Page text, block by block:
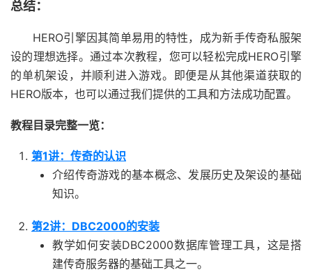
总结：
HERO引擎因其简单易用的特性，成为新手传奇私服架
设的理想选择。通过本次教程，您可以轻松完成HERO引擎
的单机架设，并顺利进入游戏。即便是从其他渠道获取的
HERO版本，也可以通过我们提供的工具和方法成功配置。
教程目录完整一览：
第1讲：传奇的认识
介绍传奇游戏的基本概念、发展历史及架设的基础
知识。
第2讲：DBC2000的安装
教学如何安装DBC2000数据库管理工具，这是搭
建传奇服务器的基础工具之一。